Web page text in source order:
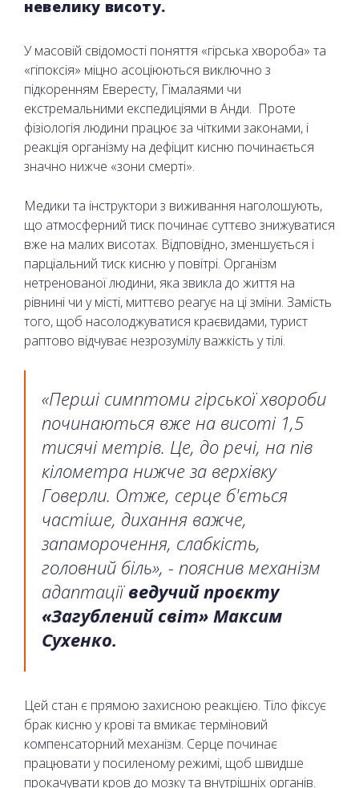
невелику висоту.
У масовій свідомості поняття «гірська хвороба» та
«гіпоксія» міцно асоціюються виключно з
підкоренням Евересту, Гімалаями чи
екстремальними експедиціями в Анди. Проте
фізіологія людини працює за чіткими законами, і
реакція організму на дефіцит кисню починається
значно нижче «зони смерті».
Медики та інструктори з виживання наголошують,
що атмосферний тиск починає суттєво знижуватися
вже на малих висотах. Відповідно, зменшується і
парціальний тиск кисню у повітрі. Організм
нетренованої людини, яка звикла до життя на
рівнині чи у місті, миттєво реагує на ці зміни. Замість
того, щоб насолоджуватися краєвидами, турист
раптово відчуває незрозумілу важкість у тілі.
«Перші симптоми гірської хвороби
починаються вже на висоті 1,5
тисячі метрів. Це, до речі, на пів
кілометра нижче за верхівку
Говерли. Отже, серце б'ється
частіше, дихання важче,
запаморочення, слабкість,
головний біль», - пояснив механізм
адаптаціїведучий проєкту
«Загублений світ» Максим
Сухенко.
Цей стан є прямою захисною реакцією. Тіло фіксує
брак кисню у крові та вмикає терміновий
компенсаторний механізм. Серце починає
працювати у посиленому режимі, щоб швидше
прокачувати кров до мозку та внутрішніх органів.